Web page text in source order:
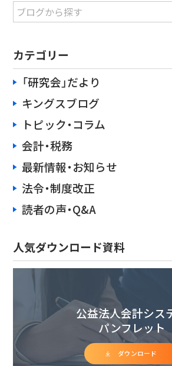
カテゴリー
「研究会」だより
キングスブログ
トピック・コラム
会計・税務
最新情報・お知らせ
法令・制度改正
読者の声・Q&A
人気ダウンロード資料
公益法人会計シス
パンフレット
ダウンロード